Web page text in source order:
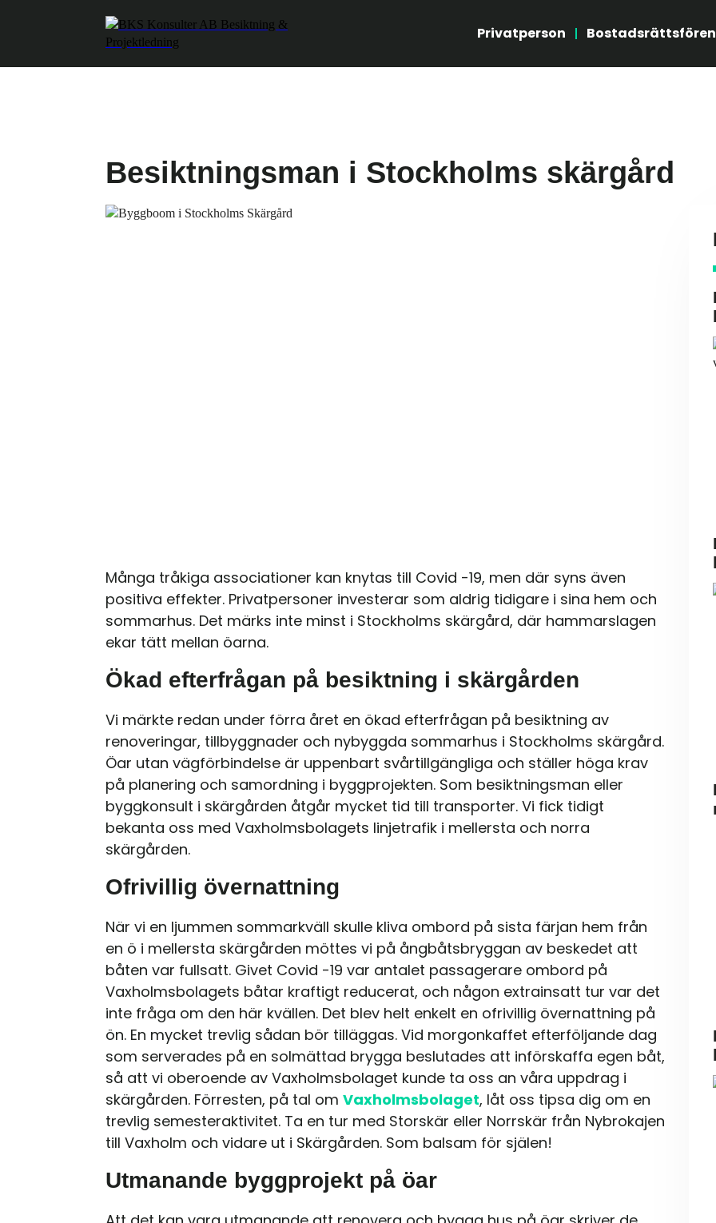
Privatperson
Besiktningsman i Stockholms skärgård
Många tråkiga associationer kan knytas till Covid -19, men där syns även
positiva effekter. Privatpersoner investerar som aldrig tidigare i sina hem och
sommarhus. Det märks inte minst i Stockholms skärgård, där hammarslagen
ekar tätt mellan öarna.
Ökad efterfrågan på besiktning i skärgården
Vi märkte redan under förra året en ökad efterfrågan på besiktning av
renoveringar, tillbyggnader och nybyggda sommarhus i Stockholms skärgård.
Öar utan vägförbindelse är uppenbart svårtillgängliga och ställer höga krav
på planering och samordning i byggprojekten. Som besiktningsman eller
byggkonsult i skärgården åtgår mycket tid till transporter. Vi fick tidigt
bekanta oss med Vaxholmsbolagets linjetrafik i mellersta och norra
skärgården.
Ofrivillig övernattning
När vi en ljummen sommarkväll skulle kliva ombord på sista färjan hem från
en ö i mellersta skärgården möttes vi på ångbåtsbryggan av beskedet att
båten var fullsatt. Givet Covid -19 var antalet passagerare ombord på
Vaxholmsbolagets båtar kraftigt reducerat, och någon extrainsatt tur var det
inte fråga om den här kvällen. Det blev helt enkelt en ofrivillig övernattning på
ön. En mycket trevlig sådan bör tilläggas. Vid morgonkaffet efterföljande dag
som serverades på en solmättad brygga beslutades att införskaffa egen båt,
så att vi oberoende av Vaxholmsbolaget kunde ta oss an våra uppdrag i
skärgården. Förresten, på tal om Vaxholmsbolaget, låt oss tipsa dig om en
trevlig semesteraktivitet. Ta en tur med Storskär eller Norrskär från Nybrokajen
till Vaxholm och vidare ut i Skärgården. Som balsam för själen!
Utmanande byggprojekt på öar